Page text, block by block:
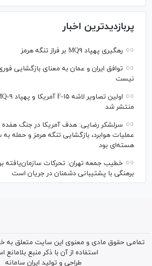
پربازدیدترین اخبار
رهگیری پهپاد MQ۹ بر فراز تنگه هرمز
توافق ایران و عمان به معنای بازگشایی
نیست
منتشر شد
سرلشکر رضایی: هدف آمریکا در جنگ هفده
عملیات هوابرد، بازگشایی تنگه هرمز و حمله
هسته‌ای بود
خطیب جمعه تهران: تحرکات سازمان‌یافته
برهنگی با پشتیبانی دشمنان در جریان است
تمامی حقوق مادی و معنوی این سایت متعلق به
استفاده از آن با ذکر منبع بلامانع
طراحی و تولید ایران سامانه